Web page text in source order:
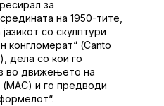
за
на 1950-тите,
со скулптури
конгломерат“ (Canto
дела со кои го
во движењето на
(MAC) и го предводи